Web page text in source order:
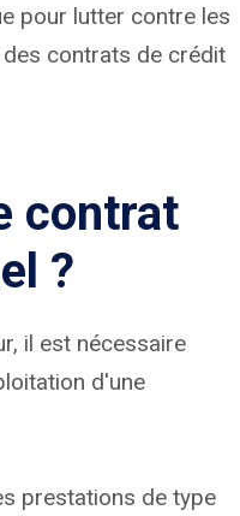
pour lutter contre les
contrats de crédit
contrat
?
il est nécessaire
d'une
prestations de type